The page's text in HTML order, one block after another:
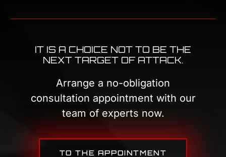
IT IS A CHOICE NOT TO BE THE
NEXT TARGET OF ATTACK.
Arrange a no-obligation
consultation appointment with our
team of experts now.
TO THE APPOINTMENT